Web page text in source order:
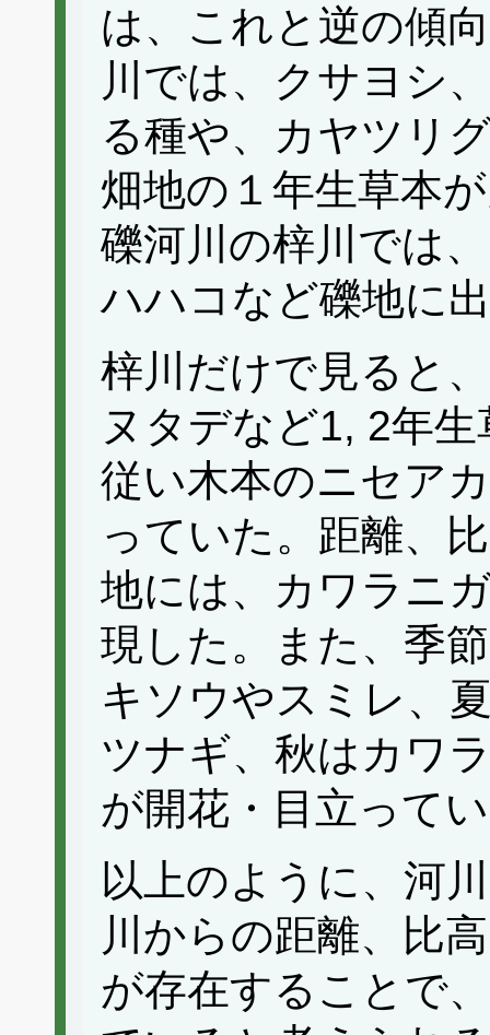
は、これと逆の傾
川では、クサヨシ
る種や、カヤツリ
畑地の１年生草本
礫河川の梓川では
ハハコなど礫地に
梓川だけで見ると
ヌタデなど1, 2年
従い木本のニセア
っていた。距離、
地には、カワラニ
現した。また、季
キソウやスミレ、
ツナギ、秋はカワ
が開花・目立って
以上のように、河
川からの距離、比
が存在することで